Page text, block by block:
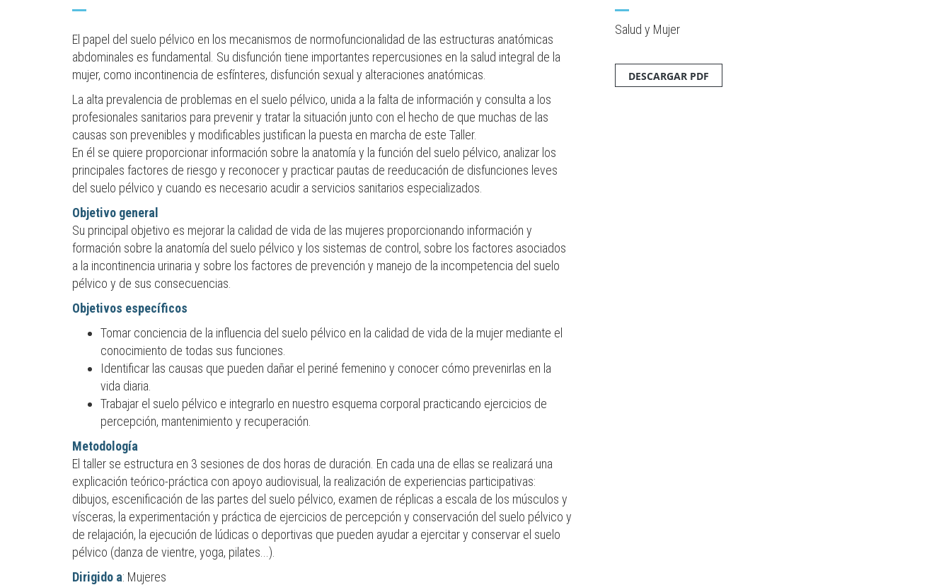
El papel del suelo pélvico en los mecanismos de normofuncionalidad de las estructuras anatómicas
abdominales es fundamental. Su disfunción tiene importantes repercusiones en la salud integral de la
mujer, como incontinencia de esfínteres, disfunción sexual y alteraciones anatómicas.
La alta prevalencia de problemas en el suelo pélvico, unida a la falta de información y consulta a los
profesionales sanitarios para prevenir y tratar la situación junto con el hecho de que muchas de las
causas son prevenibles y modificables justifican la puesta en marcha de este Taller.
En él se quiere proporcionar información sobre la anatomía y la función del suelo pélvico, analizar los
principales factores de riesgo y reconocer y practicar pautas de reeducación de disfunciones leves
del suelo pélvico y cuando es necesario acudir a servicios sanitarios especializados.
Objetivo general
Su principal objetivo es mejorar la calidad de vida de las mujeres proporcionando información y
formación sobre la anatomía del suelo pélvico y los sistemas de control, sobre los factores asociados
a la incontinencia urinaria y sobre los factores de prevención y manejo de la incompetencia del suelo
pélvico y de sus consecuencias.
Objetivos específicos
Tomar conciencia de la influencia del suelo pélvico en la calidad de vida de la mujer mediante el
conocimiento de todas sus funciones.
Identificar las causas que pueden dañar el periné femenino y conocer cómo prevenirlas en la
vida diaria.
Trabajar el suelo pélvico e integrarlo en nuestro esquema corporal practicando ejercicios de
percepción, mantenimiento y recuperación.
Metodología
El taller se estructura en 3 sesiones de dos horas de duración. En cada una de ellas se realizará una
explicación teórico-práctica con apoyo audiovisual, la realización de experiencias participativas:
dibujos, escenificación de las partes del suelo pélvico, examen de réplicas a escala de los músculos y
vísceras, la experimentación y práctica de ejercicios de percepción y conservación del suelo pélvico y
de relajación, la ejecución de lúdicas o deportivas que pueden ayudar a ejercitar y conservar el suelo
pélvico (danza de vientre, yoga, pilates...).
Dirigido a: Mujeres
Salud y Mujer
DESCARGAR PDF